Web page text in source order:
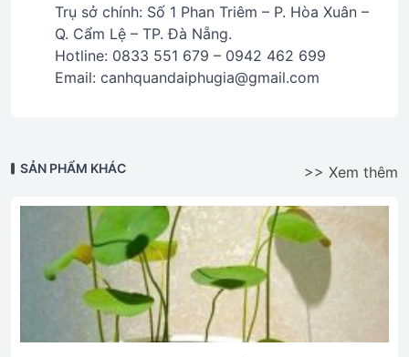
Trụ sở chính: Số 1 Phan Triêm – P. Hòa Xuân –
Q. Cẩm Lệ – TP. Đà Nẵng.
Hotline: 0833 551 679 – 0942 462 699
Email: canhquandaiphugia@gmail.com
SẢN PHẨM KHÁC >> Xem thêm